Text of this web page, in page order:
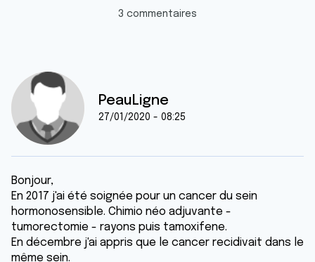
3 commentaires
PeauLigne
27/01/2020 - 08:25
Bonjour,
En 2017 j'ai été soignée pour un cancer du sein
hormonosensible. Chimio néo adjuvante -
tumorectomie - rayons puis tamoxifene.
En décembre j'ai appris que le cancer recidivait dans le
même sein.